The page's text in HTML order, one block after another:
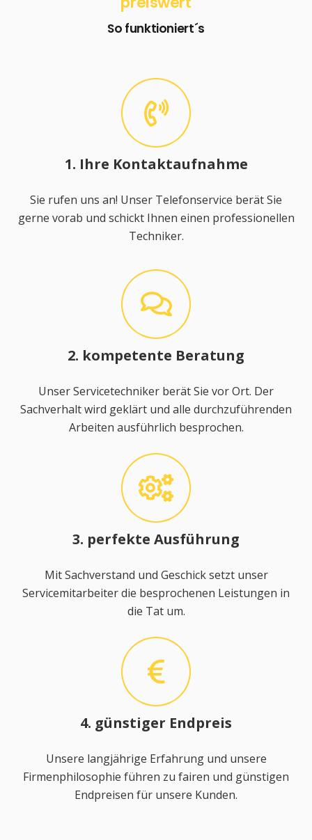
So funktioniert´s
1. Ihre Kontaktaufnahme
Sie rufen uns an! Unser Telefonservice berät Sie
gerne vorab und schickt Ihnen einen professionellen
Techniker.
2. kompetente Beratung
Unser Servicetechniker berät Sie vor Ort. Der
Sachverhalt wird geklärt und alle durchzuführenden
Arbeiten ausführlich besprochen.
3. perfekte Ausführung
Mit Sachverstand und Geschick setzt unser
Servicemitarbeiter die besprochenen Leistungen in
die Tat um.
4. günstiger Endpreis
Unsere langjährige Erfahrung und unsere
Firmenphilosophie führen zu fairen und günstigen
Endpreisen für unsere Kunden.